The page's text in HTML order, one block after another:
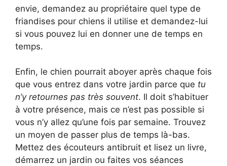
envie, demandez au propriétaire quel type de
friandises pour chiens il utilise et demandez-lui
si vous pouvez lui en donner une de temps en
temps.
Enfin, le chien pourrait aboyer après chaque fois
que vous entrez dans votre jardin parce que tu
n’y retournes pas très souvent. Il doit s’habituer
à votre présence, mais ce n’est pas possible si
vous n’y allez qu’une fois par semaine. Trouvez
un moyen de passer plus de temps là-bas.
Mettez des écouteurs antibruit et lisez un livre,
démarrez un jardin ou faites vos séances